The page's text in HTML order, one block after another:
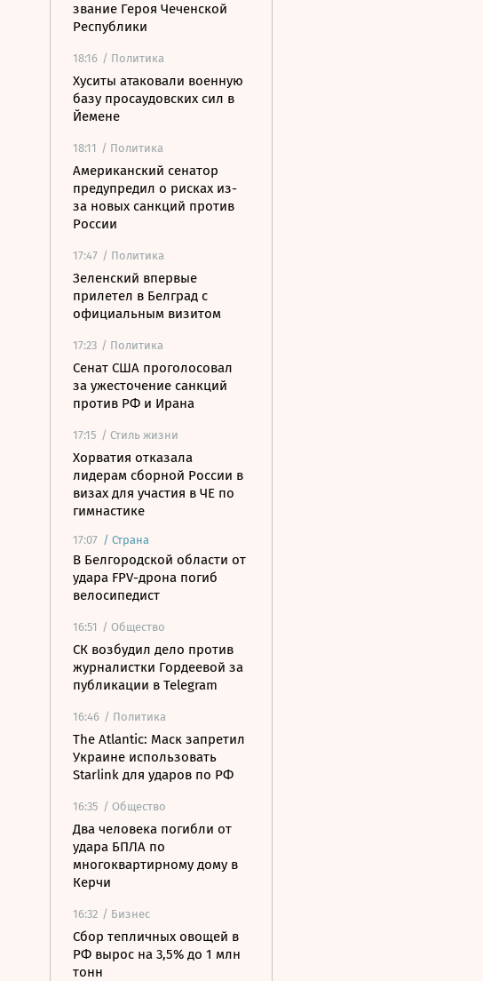
звание Героя Чеченской
Республики
18:16 / Политика
Хуситы атаковали военную
базу просаудовских сил в
Йемене
18:11 / Политика
Американский сенатор
предупредил о рисках из-
за новых санкций против
России
17:47 / Политика
Зеленский впервые
прилетел в Белград с
официальным визитом
17:23 / Политика
Сенат США проголосовал
за ужесточение санкций
против РФ и Ирана
17:15 / Стиль жизни
Хорватия отказала
лидерам сборной России в
визах для участия в ЧЕ по
гимнастике
17:07 / Страна
В Белгородской области от
удара FPV-дрона погиб
велосипедист
16:51 / Общество
СК возбудил дело против
журналистки Гордеевой за
публикации в Telegram
16:46 / Политика
The Atlantic: Маск запретил
Украине использовать
Starlink для ударов по РФ
16:35 / Общество
Два человека погибли от
удара БПЛА по
многоквартирному дому в
Керчи
16:32 / Бизнес
Сбор тепличных овощей в
РФ вырос на 3,5% до 1 млн
тонн